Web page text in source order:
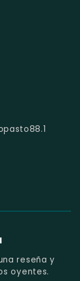
reseña y
oyentes.